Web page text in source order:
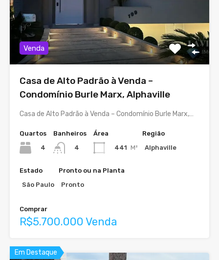
Venda
Casa de Alto Padrão à Venda –
Condomínio Burle Marx, Alphaville
Casa de Alto Padrão à Venda – Condomínio Burle Marx,…
Quartos
4
Banheiros
4
Área
441 M²
Região
Alphaville
Estado
São Paulo
Pronto ou na Planta
Pronto
Comprar
R$5.700.000 Venda
Em Destaque